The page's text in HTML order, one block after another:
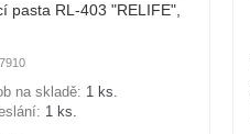
pasta RL-403 "RELIFE",
na skladě: 1 ks.
1 ks.